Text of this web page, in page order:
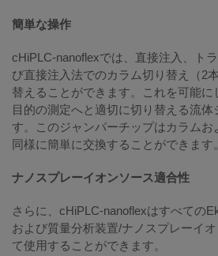
簡単な操作
cHiPLC-nanoflexでは、直接注入、ト
び直接注入法でのカラム切り替え（2
替えることができます。これを可能に
目的の測定へと適切に切り替える流
す。このジャンパーチップはカラムお
同様に簡単に交換することができます。
ナノスプレーイオンソース適合性
さらに、cHiPLC-nanoflexはすべての
および質量分析装置/ナノスプレーイ
て使用することができます。